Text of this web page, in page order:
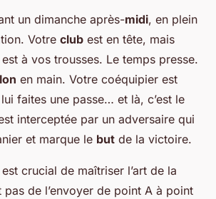
un dimanche après-midi, en plein
Votre club est en tête, mais
est à vos trousses. Le temps presse.
en main. Votre coéquipier est
faites une passe… et là, c’est le
interceptée par un adversaire qui
et marque le but de la victoire.
crucial de maîtriser l’art de la
pas de l’envoyer de point A à point